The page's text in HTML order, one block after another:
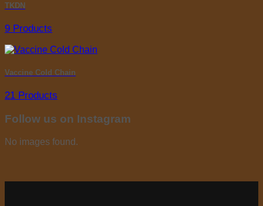
TKDN
9 Products
Vaccine Cold Chain
21 Products
Follow us on Instagram
No images found.